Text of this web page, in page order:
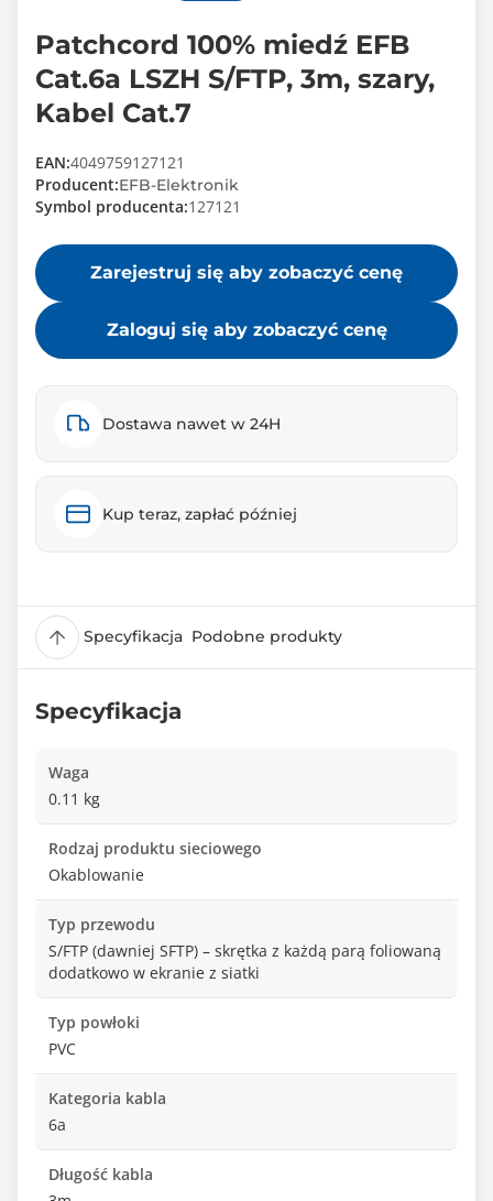
Patchcord 100% miedź EFB
Cat.6a LSZH S/FTP, 3m, szary,
Kabel Cat.7
EAN:4049759127121
Producent:EFB-Elektronik
Symbol producenta:127121
Zarejestruj się aby zobaczyć cenę
Zaloguj się aby zobaczyć cenę
Dostawa nawet w 24H
Kup teraz, zapłać później
Specyfikacja Podobne produkty
Specyfikacja
Waga
0.11 kg
Rodzaj produktu sieciowego
Okablowanie
Typ przewodu
S/FTP (dawniej SFTP) – skrętka z każdą parą foliowaną
dodatkowo w ekranie z siatki
Typ powłoki
PVC
Kategoria kabla
6a
Długość kabla